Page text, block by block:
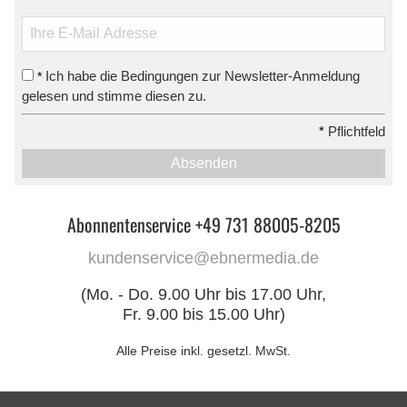
* Ich habe die Bedingungen zur Newsletter-Anmeldung
gelesen und stimme diesen zu.
* Pflichtfeld
Absenden
Abonnentenservice +49 731 88005-8205
kundenservice@ebnermedia.de
(Mo. - Do. 9.00 Uhr bis 17.00 Uhr,
Fr. 9.00 bis 15.00 Uhr)
Alle Preise inkl. gesetzl. MwSt.